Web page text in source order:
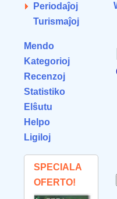
Periodaĵoj
Turismaĵoj
Mendo
Kategorioj
Recenzoj
Statistiko
Elŝutu
Helpo
Ligiloj
SPECIALA
OFERTO!